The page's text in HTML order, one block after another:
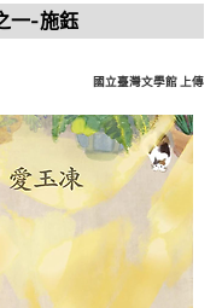
一-施鈺
國立臺灣文學館 上傳